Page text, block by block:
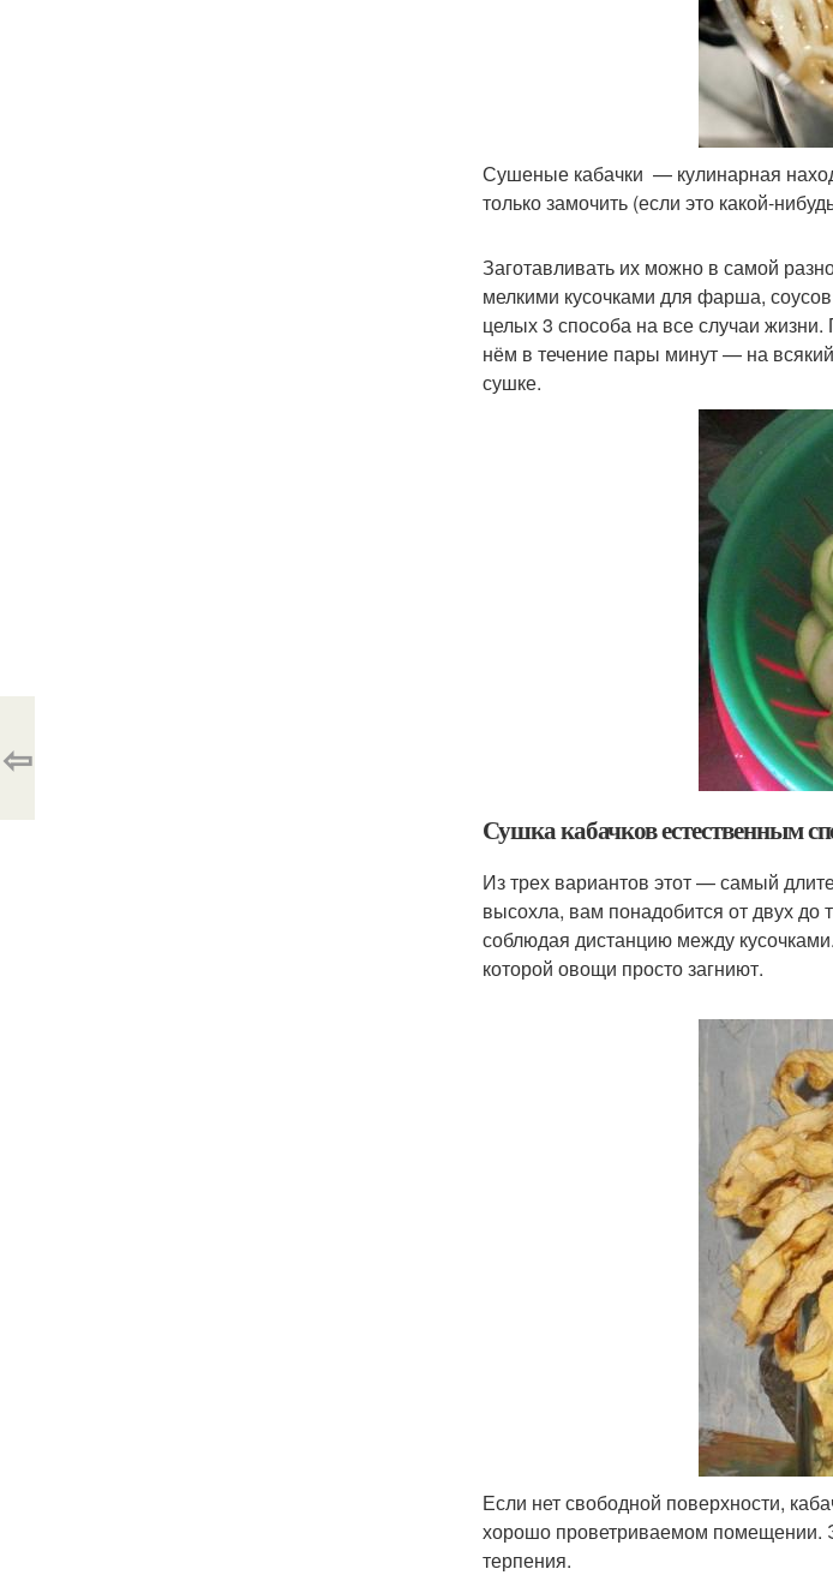
Сушеные кабачки — кулинарная
только замочить (если это какой-
Заготавливать их можно в самой
мелкими кусочками для фарша,
целых 3 способа на все случаи
нём в течение пары минут — на
сушке.
Сушка кабачков естественным
Из трех вариантов этот — самый
высохла, вам понадобится от двух
соблюдая дистанцию между
которой овощи просто загниют.
Если нет свободной поверхности,
хорошо проветриваемом помещении.
терпения.
⇦